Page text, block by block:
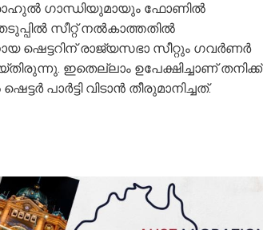
രാഹുൽ ഗാന്ധിയുമായും ഫോണിൽ
സീറ്റ് നൽകാത്തതിൽ
ഷെട്ടറിന് രാജ്യസഭാ സീറ്റും ഗവർണർ
ഇതെല്ലാം ഉപേക്ഷിച്ചാണ് തനിക്ക്
പാർട്ടി വിടാൻ തീരുമാനിച്ചത്.